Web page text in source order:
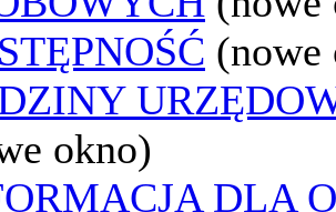
(nowe
okno)
DLA